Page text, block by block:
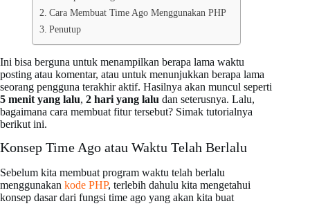
Cara Membuat Time Ago Menggunakan PHP
Penutup
Ini bisa berguna untuk menampilkan berapa lama waktu
posting atau komentar, atau untuk menunjukkan berapa lama
seorang pengguna terakhir aktif. Hasilnya akan muncul seperti
5 menit yang lalu, 2 hari yang lalu dan seterusnya. Lalu,
bagaimana cara membuat fitur tersebut? Simak tutorialnya
berikut ini.
Konsep Time Ago atau Waktu Telah Berlalu
Sebelum kita membuat program waktu telah berlalu
menggunakan kode PHP, terlebih dahulu kita mengetahui
konsep dasar dari fungsi time ago yang akan kita buat